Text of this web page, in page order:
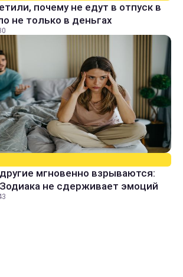
почему не едут в отпуск в
не только в деньгах
мгновенно взрываются:
Зодиака не сдерживает эмоций